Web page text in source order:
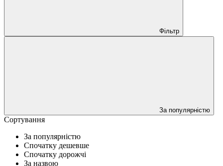
Фільтр
За популярністю
Сортування
За популярністю
Спочатку дешевше
Спочатку дорожчі
За назвою